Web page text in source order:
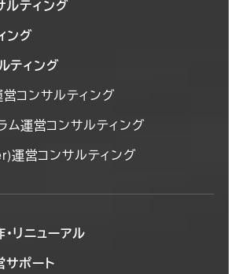
ティング
ング
ティング
コンサルティング
ム運営コンサルティング
運営コンサルティング
リニューアル
サポート